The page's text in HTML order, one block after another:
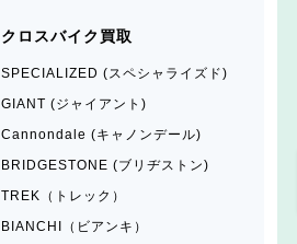
クロスバイク買取
SPECIALIZED (スペシャライズド)
GIANT (ジャイアント)
Cannondale (キャノンデール)
BRIDGESTONE (ブリヂストン)
TREK（トレック）
BIANCHI（ビアンキ）